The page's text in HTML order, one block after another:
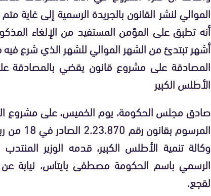
الموالي لنشر القانون بالجريدة الرسمية إلى غاية
أشهر تبتدئ من الشهر الموالي للشهر الذي شرع فيه
المصادقة على مشروع قانون يقضي بالمصادقة
الأطلس الكبير
وكالة تنمية الأطلس الكبير، قدمه الوزير
الرسمي باسم الحكومة مصطفى بايتاس، نيابة عن
لقجع.